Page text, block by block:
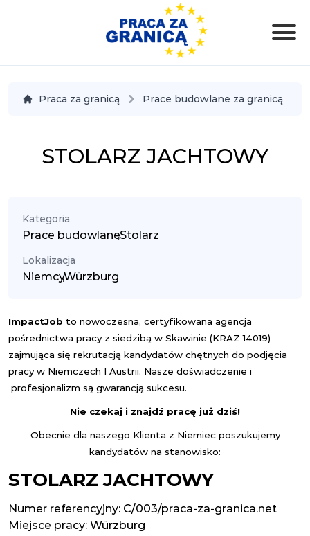
Praca za granicą Prace budowlane za granicą
STOLARZ JACHTOWY
Kategoria
Prace budowlane
,Stolarz
Lokalizacja
Niemcy
,Würzburg
ImpactJob to nowoczesna, certyfikowana agencja
pośrednictwa pracy z siedzibą w Skawinie (KRAZ 14019)
zajmująca się rekrutacją kandydatów chętnych do podjęcia
pracy w Niemczech I Austrii. Nasze doświadczenie i
profesjonalizm są gwarancją sukcesu.
Nie czekaj i znajdź pracę już dziś!
Obecnie dla naszego Klienta z Niemiec poszukujemy
kandydatów na stanowisko:
STOLARZ JACHTOWY
Numer referencyjny: C/003/praca-za-granica.net
Miejsce pracy: Würzburg